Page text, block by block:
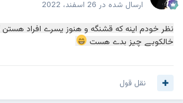
ارسال شده در 26 اسفند، 2022
نظر خودم اینه که قشنگه و هنوز یسرے افراد هستن
خالکوبے چیز بدے هست
نقل قول